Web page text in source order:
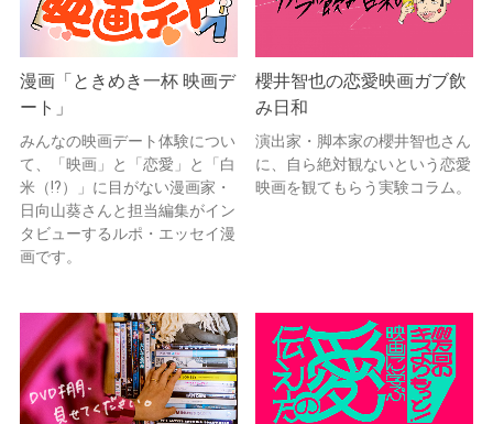
漫画「ときめき一杯 映画デ
ート」
みんなの映画デート体験につい
て、「映画」と「恋愛」と「白
米（!?）」に目がない漫画家・
日向山葵さんと担当編集がイン
タビューするルポ・エッセイ漫
画です。
櫻井智也の恋愛映画ガブ飲
み日和
演出家・脚本家の櫻井智也さん
に、自ら絶対観ないという恋愛
映画を観てもらう実験コラム。